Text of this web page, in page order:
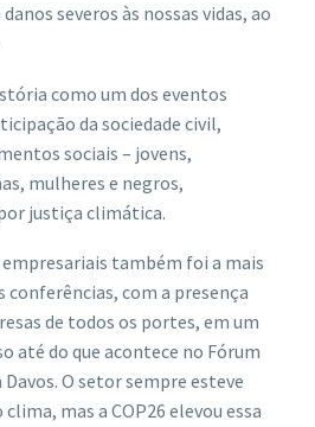
severos às nossas vidas, ao
como um dos eventos
da sociedade civil,
sociais – jovens,
mulheres e negros,
justiça climática.
empresariais também foi a mais
com a presença
de todos os portes, em um
até do que acontece no Fórum
O setor sempre esteve
mas a COP26 elevou essa